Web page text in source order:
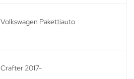
Volkswagen Pakettiauto
Crafter 2017-